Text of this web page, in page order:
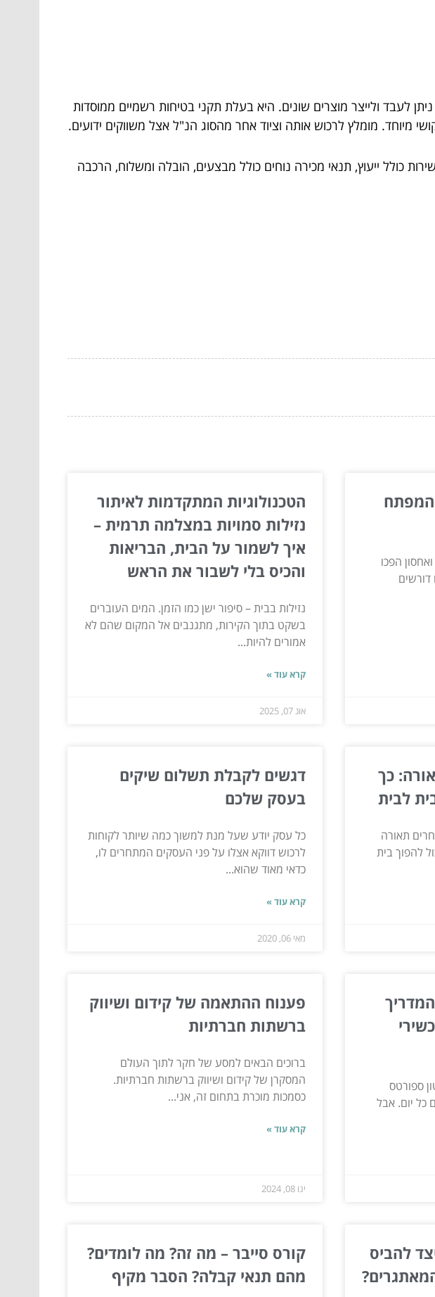
לעבד ולייצר מוצרים שונים. היא בעלת תקני בטיחות רשמיים ממוסדות
מיוחד. מומלץ לרכוש אותה וציוד אחר מהסוג הנ"ל אצל משווקים ידועים.
כולל ייעוץ, תנאי מכירה נוחים כולל מבצעים, הובלה ומשלוח, הרכבה
המפתח
הפכו
הטכנולוגיות המתקדמות לאיתור
נזילות סמויות במצלמה תרמית –
איך לשמור על הבית, הבריאות
והכיס בלי לשבור את הראש
נזילות בבית – סיפור ישן כמו הזמן. המים העוברים
בשקט בתוך הקירות, מתגנבים אל המקום שהם לא
אמורים להיות...
קרא עוד »
אוג 07, 2025
כך
לבית
תאורה
להפוך בית
דגשים לקבלת תשלום שיקים
בעסק שלכם
כל עסק יודע שעל מנת למשוך כמה שיותר לקוחות
לרכוש דווקא אצלו על פני העסקים המתחרים לו,
כדאי מאוד שהוא...
קרא עוד »
מאי 06, 2020
ספורטס
כל יום. אבל
פענוח ההתאמה של קידום ושיווק
ברשתות חברתיות
ברוכים הבאים למסע של חקר לתוך העולם
המסקרן של קידום ושיווק ברשתות חברתיות.
כסמכות מוכרת בתחום זה, אני...
קרא עוד »
ינו 08, 2024
להביס
קורס סייבר – מה זה? מה לומדים?
מהם תנאי קבלה? הסבר מקיף